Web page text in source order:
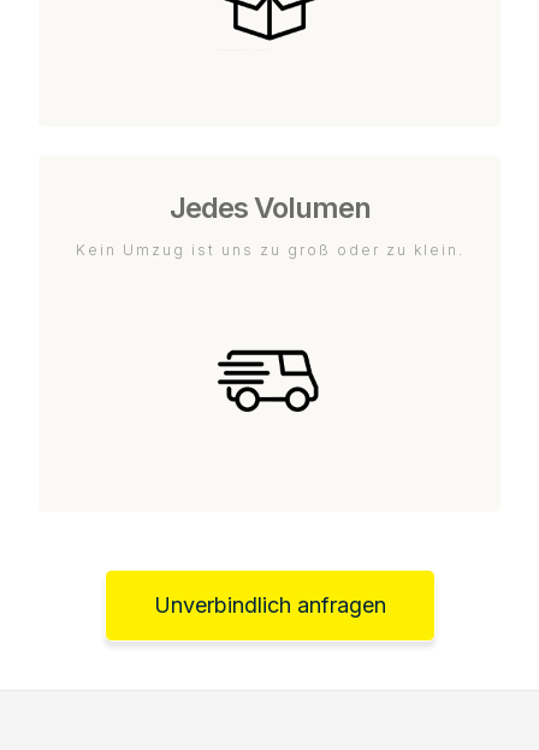
Jedes Volumen
Kein Umzug ist uns zu groß oder zu klein.
Unverbindlich anfragen